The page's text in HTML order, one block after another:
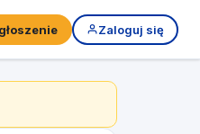
Zaloguj się